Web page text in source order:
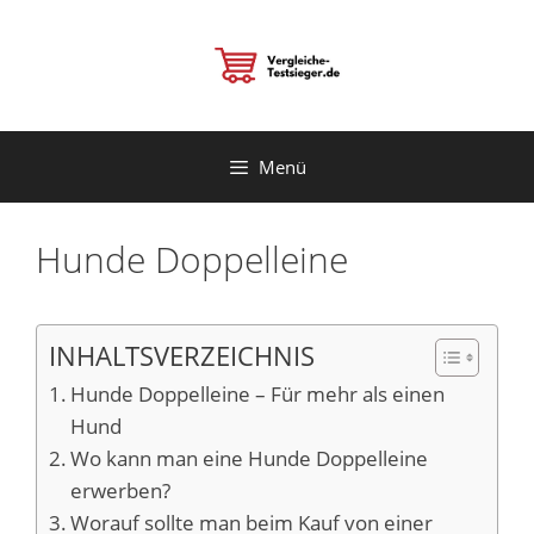
Menü
Hunde Doppelleine
INHALTSVERZEICHNIS
Hunde Doppelleine – Für mehr als einen
Hund
Wo kann man eine Hunde Doppelleine
erwerben?
Worauf sollte man beim Kauf von einer